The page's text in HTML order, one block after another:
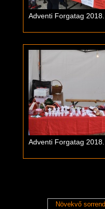
Adventi Forgatag 2018.
Adventi Forgatag 2018.